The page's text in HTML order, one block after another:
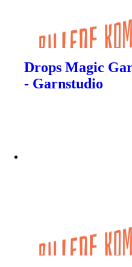
Drops Magic
- Garnstudio